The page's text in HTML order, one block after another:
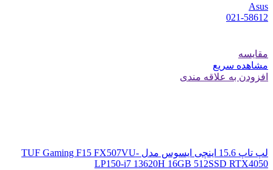
Asus
021-58612
مقایسه
مشاهده سریع
افزودن به علاقه مندی
لپ تاپ 15.6 اینچی ایسوس مدل TUF Gaming F15 FX507VU-
LP150-i7 13620H 16GB 512SSD RTX4050